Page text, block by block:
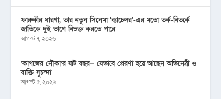
ফারুকীর ধারণা, তার নতুন সিনেমা ‘ব্যাচেলর’-এর মতো তর্ক-বিতর্কে
জাতিকে দুই ভাগে বিভক্ত করতে পারে
আগস্ট ৭, ২০২৬
‘কাগজের নৌকা’র ষাট বছর— যেভাবে প্রেরণা হয়ে আছেন অভিনেত্রী ও
ব্যক্তি সুচন্দা
আগস্ট ৫, ২০২৬